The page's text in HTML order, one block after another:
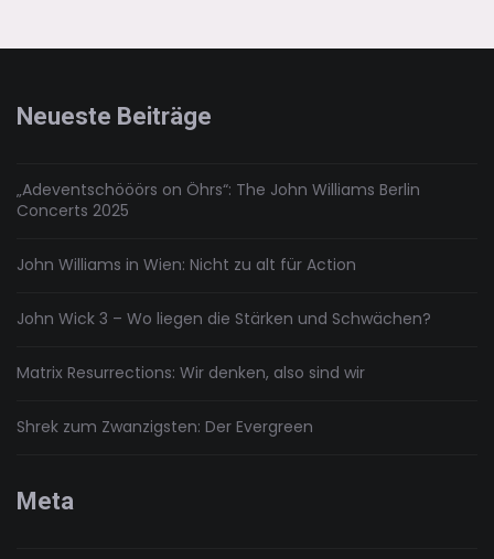
Neueste Beiträge
„Adeventschööörs on Öhrs“: The John Williams Berlin
Concerts 2025
John Williams in Wien: Nicht zu alt für Action
John Wick 3 – Wo liegen die Stärken und Schwächen?
Matrix Resurrections: Wir denken, also sind wir
Shrek zum Zwanzigsten: Der Evergreen
Meta